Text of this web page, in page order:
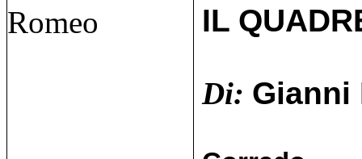
IL
Di: Gianni